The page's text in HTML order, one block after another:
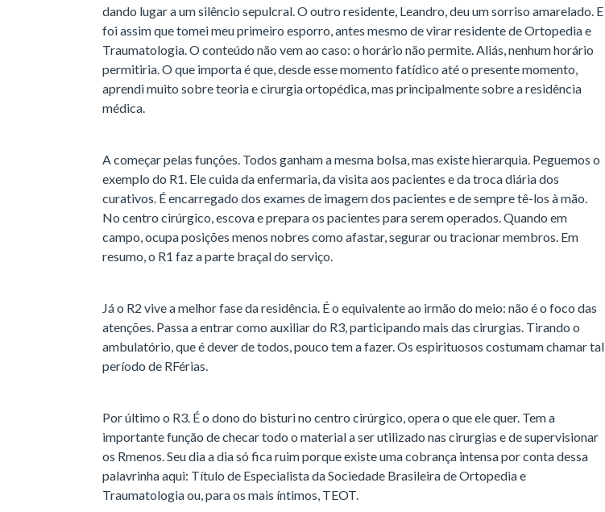
dando lugar a um silêncio sepulcral. O outro residente, Leandro, deu um sorriso amarelado. E
foi assim que tomei meu primeiro esporro, antes mesmo de virar residente de Ortopedia e
Traumatologia. O conteúdo não vem ao caso: o horário não permite. Aliás, nenhum horário
permitiria. O que importa é que, desde esse momento fatídico até o presente momento,
aprendi muito sobre teoria e cirurgia ortopédica, mas principalmente sobre a residência
médica.
A começar pelas funções. Todos ganham a mesma bolsa, mas existe hierarquia. Peguemos o
exemplo do R1. Ele cuida da enfermaria, da visita aos pacientes e da troca diária dos
curativos. É encarregado dos exames de imagem dos pacientes e de sempre tê-los à mão.
No centro cirúrgico, escova e prepara os pacientes para serem operados. Quando em
campo, ocupa posições menos nobres como afastar, segurar ou tracionar membros. Em
resumo, o R1 faz a parte braçal do serviço.
Já o R2 vive a melhor fase da residência. É o equivalente ao irmão do meio: não é o foco das
atenções. Passa a entrar como auxiliar do R3, participando mais das cirurgias. Tirando o
ambulatório, que é dever de todos, pouco tem a fazer. Os espirituosos costumam chamar tal
período de RFérias.
Por último o R3. É o dono do bisturi no centro cirúrgico, opera o que ele quer. Tem a
importante função de checar todo o material a ser utilizado nas cirurgias e de supervisionar
os Rmenos. Seu dia a dia só fica ruim porque existe uma cobrança intensa por conta dessa
palavrinha aqui: Título de Especialista da Sociedade Brasileira de Ortopedia e
Traumatologia ou, para os mais íntimos, TEOT.